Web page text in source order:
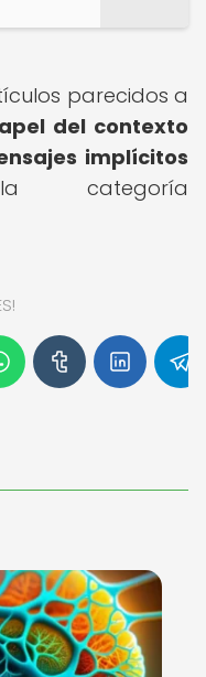
parecidos a
del contexto
implícitos
categoría